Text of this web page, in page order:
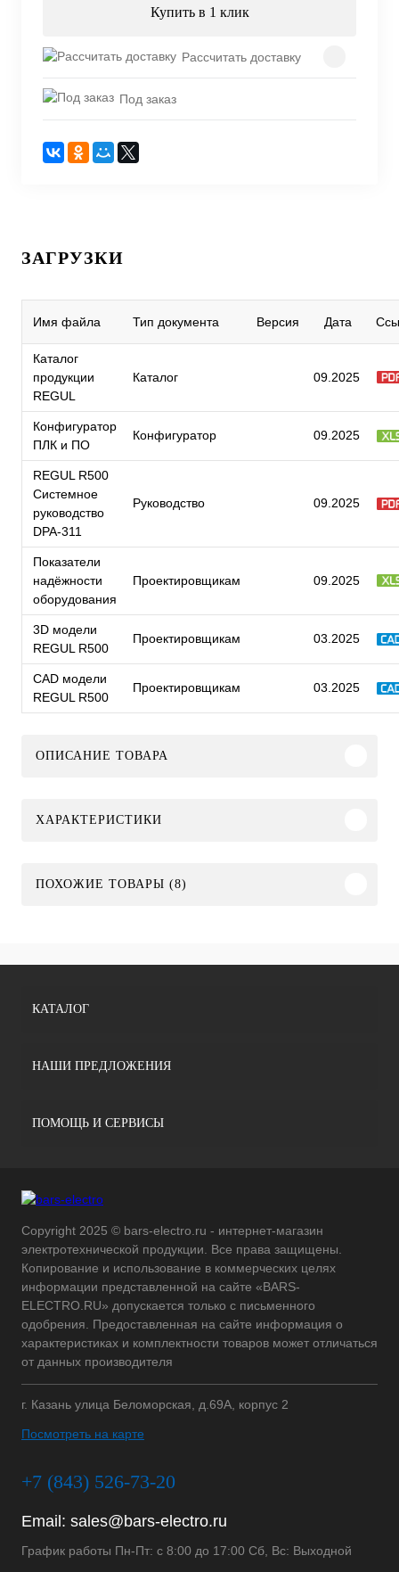
Купить в 1 клик
Рассчитать доставку
Под заказ
ЗАГРУЗКИ
Имя файла Тип документа Версия Дата
Каталог
продукции
REGUL
Каталог 09.2025
Конфигуратор
ПЛК и ПО
Конфигуратор 09.2025
REGUL R500
Системное
руководство
DPA-311
Руководство 09.2025
Показатели
надёжности
оборудования
Проектировщикам 09.2025
3D модели
REGUL R500
Проектировщикам 03.2025
CAD модели
REGUL R500
Проектировщикам 03.2025
ОПИСАНИЕ ТОВАРА
ХАРАКТЕРИСТИКИ
ПОХОЖИЕ ТОВАРЫ (8)
КАТАЛОГ
НАШИ ПРЕДЛОЖЕНИЯ
ПОМОЩЬ И СЕРВИСЫ
Copyright 2025 © bars-electro.ru - интернет-магазин
электротехнической продукции. Все права защищены.
Копирование и использование в коммерческих целях
информации представленной на сайте «BARS-
ELECTRO.RU» допускается только с письменного
одобрения. Предоставленная на сайте информация о
характеристиках и комплектности товаров может отличаться
от данных производителя
г. Казань улица Беломорская, д.69А, корпус 2
Посмотреть на карте
+7 (843) 526-73-20
Email: sales@bars-electro.ru
График работы Пн-Пт: с 8:00 до 17:00 Сб, Вс: Выходной